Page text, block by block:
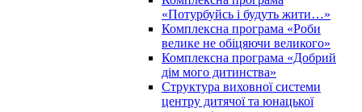
«Потурбуйсь і будуть жити…»
Комплексна програма «Роби
велике не обіцяючи великого»
Комплексна програма «Добрий
дім мого дитинства»
Структура виховної системи
центру дитячої та юнацької